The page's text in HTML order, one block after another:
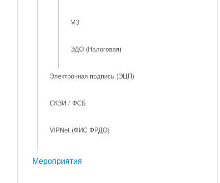
МЗ
ЭДО (Налоговая)
Электронная подпись (ЭЦП)
СКЗИ / ФСБ
ViPNet (ФИС ФРДО)
Мероприятия